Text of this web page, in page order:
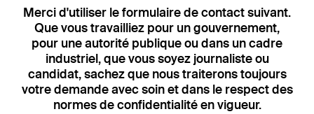
Merci d'utiliser le formulaire de contact suivant.
Que vous travailliez pour un gouvernement,
pour une autorité publique ou dans un cadre
industriel, que vous soyez journaliste ou
candidat, sachez que nous traiterons toujours
votre demande avec soin et dans le respect des
normes de confidentialité en vigueur.